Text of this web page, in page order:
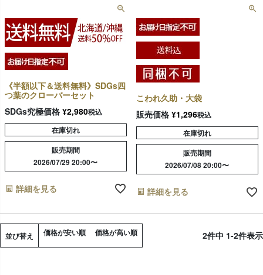
《半額以下＆送料無料》SDGs四
つ葉のクローバーセット
SDGs究極価格 ¥2,980税込
在庫切れ
販売期間
2026/07/29 20:00〜
詳細を見る
こわれ久助・大袋
販売価格 ¥1,296税込
在庫切れ
販売期間
2026/07/08 20:00〜
詳細を見る
並び替え 価格が安い順 価格が高い順 2件中 1-2件表示